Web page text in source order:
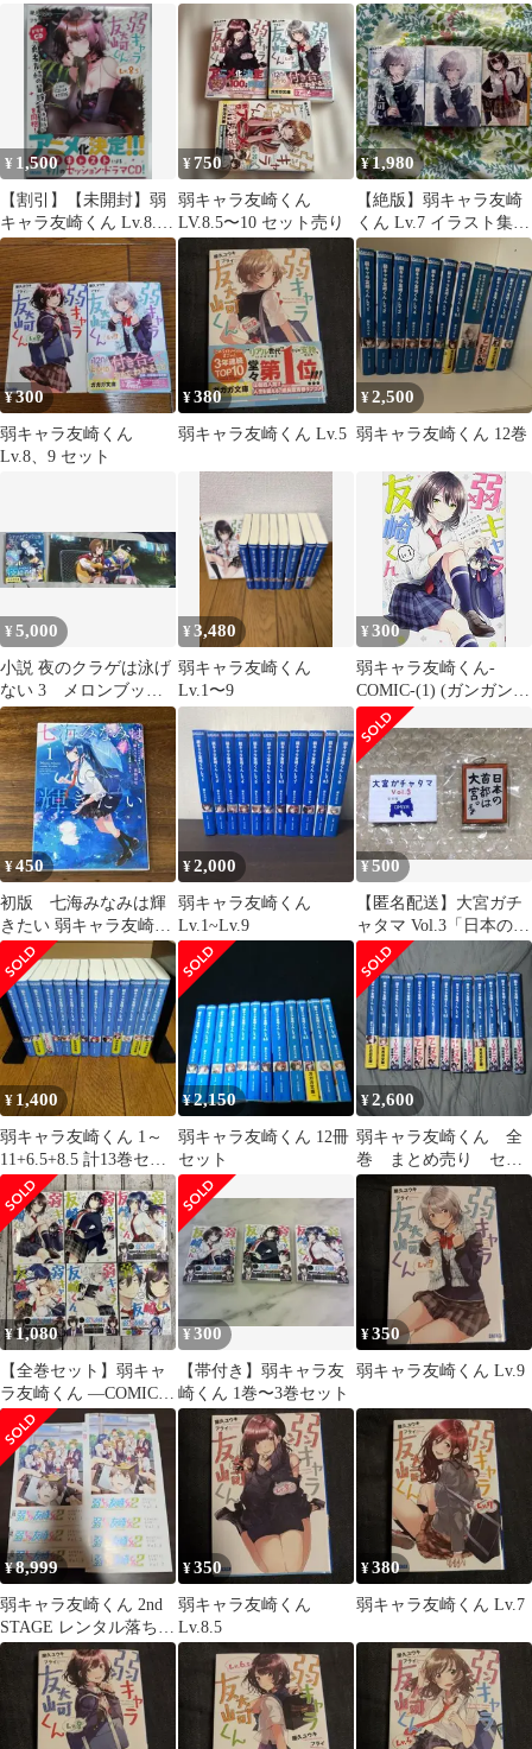
Character"TOMOZ…
7・8.5 （既刊全巻）
¥ 1,500
【割引】【未開封】弱
キャラ友崎くん Lv.8.5
ドラマCD付き特装版
【新品】
¥750
弱キャラ友崎くん
LV.8.5〜10 セット売り
¥1,980
【絶版】弱キャラ友崎
くん Lv.7 イラスト集付
き特装版
¥300
弱キャラ友崎くん
Lv.8、9 セット
¥380
弱キャラ友崎くん Lv.5
¥2,500
弱キャラ友崎くん 12巻
¥5,000
小説 夜のクラゲは泳げ
ない 3 メロンブック
スSSつきブックカバー
¥3,480
弱キャラ友崎くん
Lv.1〜9
¥300
弱キャラ友崎くん-
COMIC-(1) (ガンガンコ
ミックスJOKER)
¥450
初版 七海みなみは輝
きたい 弱キャラ友崎く
ん外伝 1巻
¥2,000
弱キャラ友崎くん
Lv.1~Lv.9
¥500
【匿名配送】大宮ガチ
ャタマ Vol.3「日本の首
都は大宮。」【未開
封】
¥ 1,400
弱キャラ友崎くん 1～
11+6.5+8.5 計13巻セッ
ト
¥2,150
弱キャラ友崎くん 12冊
セット
¥2,600
弱キャラ友崎くん 全
巻 まとめ売り セッ
ト 帯付き 特典付き
¥1,080
【全巻セット】弱キャ
ラ友崎くん ―COMIC―
全巻セット 1〜6巻
¥300
【帯付き】弱キャラ友
崎くん 1巻〜3巻セット
¥350
弱キャラ友崎くん Lv.9
¥8,999
弱キャラ友崎くん 2nd
STAGE レンタル落ち
DVD 全7巻
¥350
弱キャラ友崎くん
Lv.8.5
¥380
弱キャラ友崎くん Lv.7